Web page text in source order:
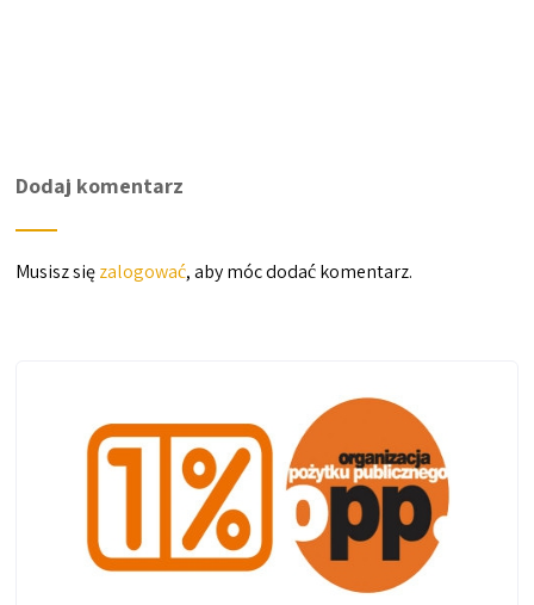
Dodaj komentarz
Musisz sięzalogować, aby móc dodać komentarz.